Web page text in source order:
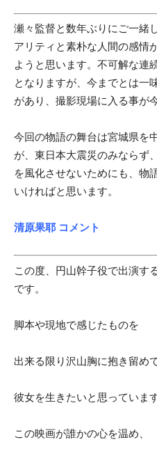
瀬々監督と数年ぶりにご一緒
アリティと素朴な人間の感情
ようと思います。不可解な連
となりますが、今までとは一
があり、撮影現場に入る事が
今回の物語の舞台は宮城県を
が、東日本大震災のみならず
を風化させないためにも、物
いければと思います。
清原果耶 コメント
この度、円山幹子役で出演す
です。
脚本や現地で感じたものを
出来る限り沢山胸に抱き留め
彼女を生きたいと思っています
この映画が誰かの心を温め、